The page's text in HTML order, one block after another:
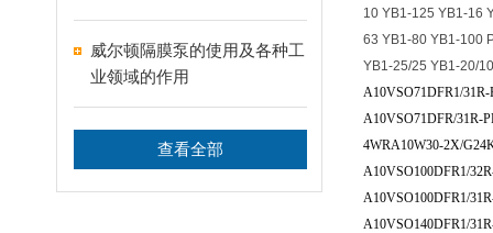
威尔顿隔膜泵的使用及各种工
业领域的作用
查看全部
10 YB1-125 YB1-16
63 YB1-80 YB1-100
YB1-25/25 YB1-20/
A10VSO71DFR1/31R-
A10VSO71DFR/31R-
4WRA10W30-2X/
A10VSO100DFR1/
A10VSO100DFR1/
A10VSO140DFR1/